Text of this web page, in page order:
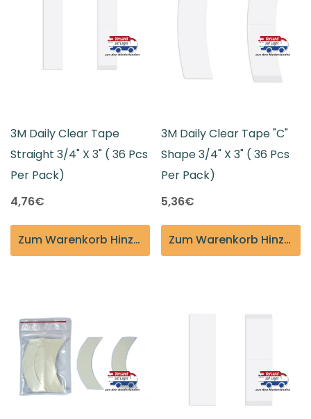
3M Daily Clear Tape
Straight 3/4" X 3" ( 36 Pcs
Per Pack)
4,76€
Zum Warenkorb Hinzufügen
3M Daily Clear Tape "C"
Shape 3/4" X 3" ( 36 Pcs
Per Pack)
5,36€
Zum Warenkorb Hinzufügen